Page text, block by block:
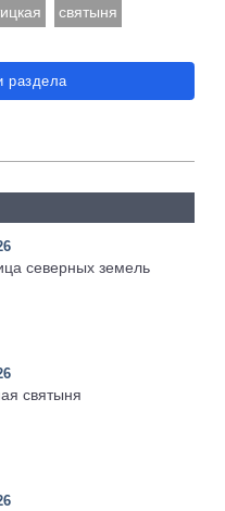
святыня
раздела
Защитница северных земель
Утерянная святыня